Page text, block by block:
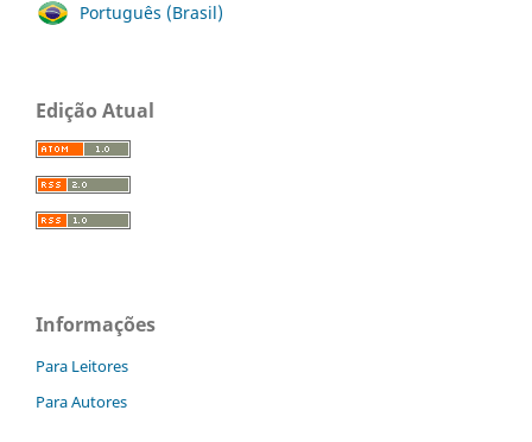
Português (Brasil)
Edição Atual
Informações
Para Leitores
Para Autores